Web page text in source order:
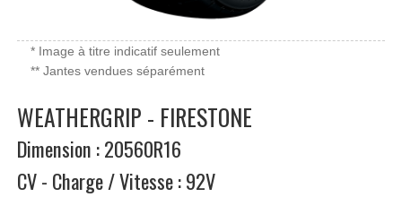
* Image à titre indicatif seulement
** Jantes vendues séparément
WEATHERGRIP - FIRESTONE
Dimension : 20560R16
CV - Charge / Vitesse : 92V